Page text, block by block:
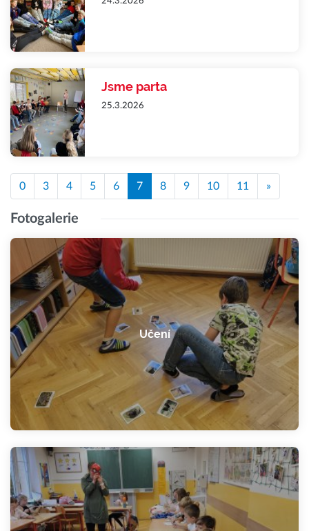
Jsme parta
25.3.2026
0 3 4 5 6 7 8 9 10 11 »
Fotogalerie
Učení